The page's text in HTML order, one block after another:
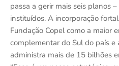
passa a gerir mais seis planos
instituídos. A incorporação
Fundação Copel como a maior
complementar do Sul do país e
administra mais de 15 bilhões